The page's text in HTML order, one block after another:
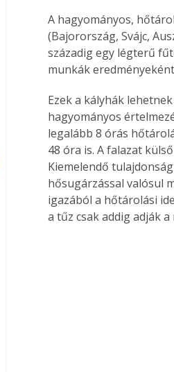
A hagyományos,
(Bajorország, Svájc,
századig egy légterű
munkák
Ezek a kályhák
hagyományos
legalább 8 órás
48 óra is. A falazat
Kiemelendő
hősugárzással valósul
igazából a hőtárolási
a tűz csak addig adják a